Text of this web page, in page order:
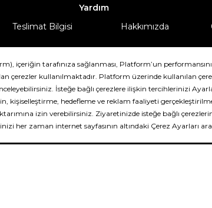
Yardım
Teslimat Bilgisi Hakkımızda
DeFactoFIT ©️ 2022-2026. Tüm hakları saklıdır.